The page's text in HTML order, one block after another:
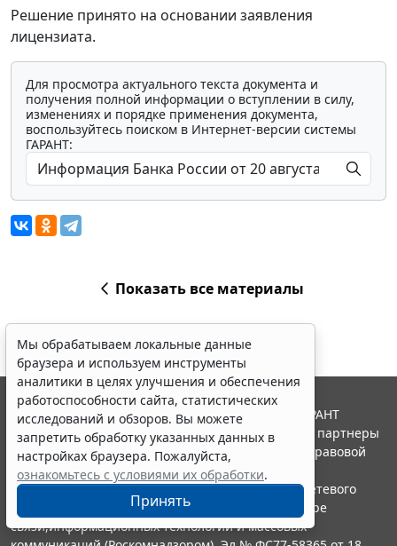
Решение принято на основании заявления
лицензиата.
Для просмотра актуального текста документа и
получения полной информации о вступлении в силу,
изменениях и порядке применения документа,
воспользуйтесь поиском в Интернет-версии системы
ГАРАНТ:
Показать все материалы
Мы обрабатываем локальные данные
браузера и используем инструменты
аналитики в целях улучшения и обеспечения
работоспособности сайта, статистических
исследований и обзоров. Вы можете
запретить обработку указанных данных в
настройках браузера. Пожалуйста,
ознакомьтесь с условиями их обработки.
Принять
© ООО "НПП "ГАРАНТ-СЕРВИС", 2026. Система ГАРАНТ
выпускается с 1990 года. Компания "Гарант" и ее партнеры
являются участниками Российской ассоциации правовой
информации ГАРАНТ.
Портал ГАРАНТ.РУ зарегистрирован в качестве сетевого
издания Федеральной службой по надзору в сфере
связи,информационных технологий и массовых